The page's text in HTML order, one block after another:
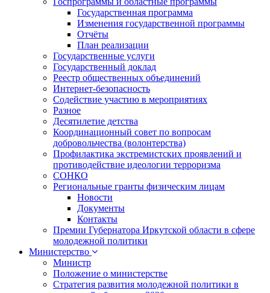
Государственная программа
Изменения государственной программы
Отчёты
План реализации
Государственные услуги
Государственный доклад
Реестр общественных объединений
Интернет-безопасность
Содействие участию в мероприятиях
Разное
Десятилетие детства
Координационный совет по вопросам
добровольчества (волонтерства)
Профилактика экстремистских проявлений и
противодействие идеологии терроризма
СОНКО
Региональные гранты физическим лицам
Новости
Документы
Контакты
Премии Губернатора Иркутской области в сфере
молодежной политики
Министерство
Министр
Положение о министерстве
Стратегия развития молодежной политики в